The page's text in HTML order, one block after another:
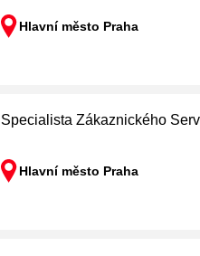
Hlavní město Praha
Specialista Zákaznického
Hlavní město Praha